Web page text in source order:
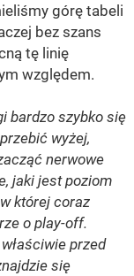
górę tabeli
bez szans
tę linię
względem.
bardzo szybko się
wyżej,
nerwowe
jaki jest poziom
której coraz
o play-off.
przed
się